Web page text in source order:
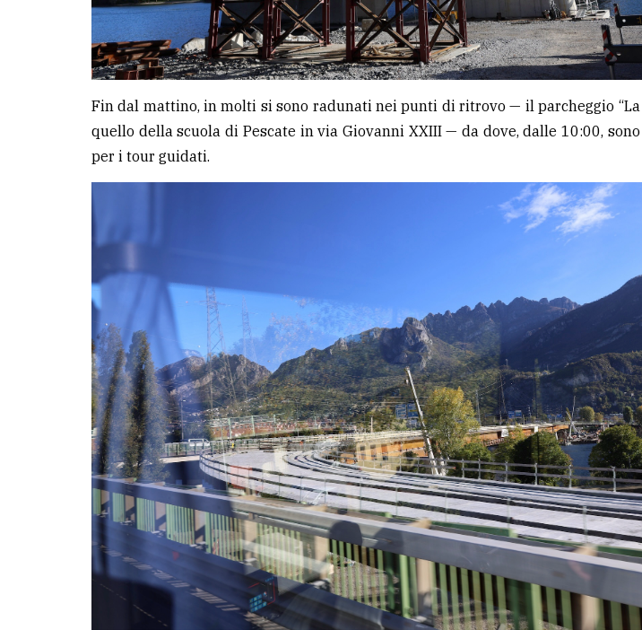
Fin dal mattino, in molti si sono radunati nei punti di ritrovo — il parcheggio “La
quello della scuola di Pescate in via Giovanni XXIII — da dove, dalle 10:00,
per i tour guidati.